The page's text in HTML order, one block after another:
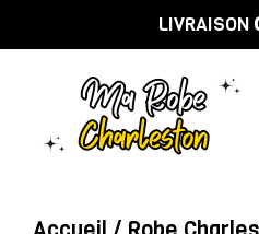
au
LIVRAISON